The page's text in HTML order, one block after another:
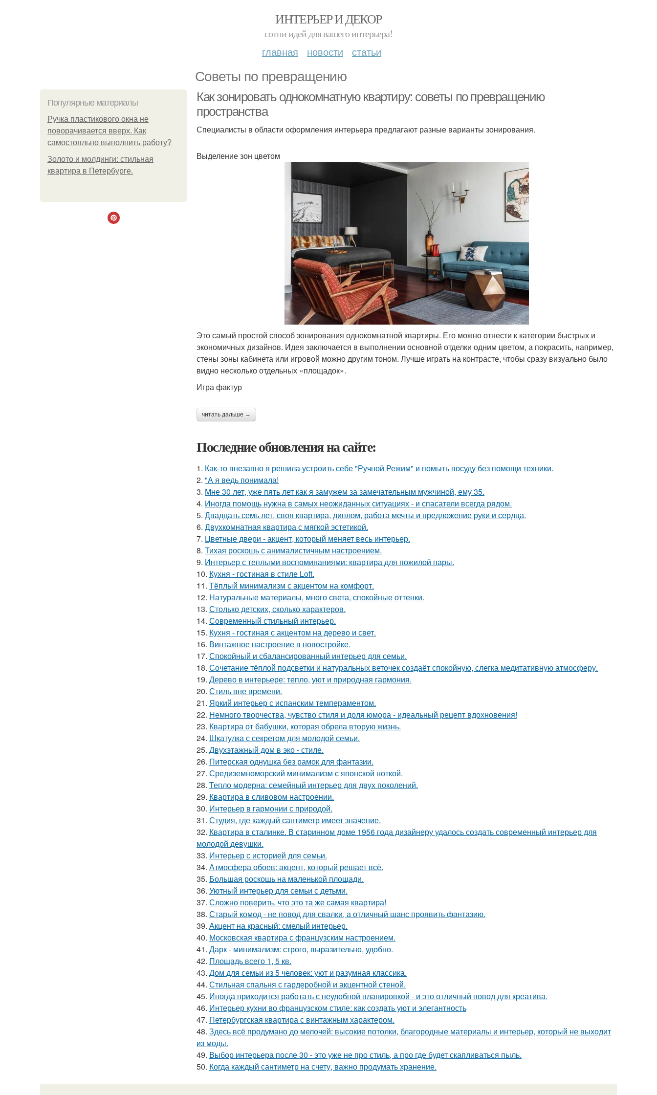
ИНТЕРЬЕР И ДЕКОР
сотни идей для вашего интерьера!
главная новости статьи
Советы по превращению
Популярные материалы
Ручка пластикового окна не
поворачивается вверх. Как
самостояльно выполнить работу?
Золото и молдинги: стильная
квартира в Петербурге.
Как зонировать однокомнатную квартиру: советы по превращению
пространства
Специалисты в области оформления интерьера предлагают разные варианты зонирования.
Выделение зон цветом
Это самый простой способ зонирования однокомнатной квартиры. Его можно отнести к категории быстрых и
экономичных дизайнов. Идея заключается в выполнении основной отделки одним цветом, а покрасить, например,
стены зоны кабинета или игровой можно другим тоном. Лучше играть на контрасте, чтобы сразу визуально было
видно несколько отдельных «площадок».
Игра фактур
читать дальше →
Последние обновления на сайте:
1. Как-то внезапно я решила устроить себе "Ручной Режим" и помыть посуду без помощи техники.
2. "А я ведь понимала!
3. Мне 30 лет, уже пять лет как я замужем за замечательным мужчиной, ему 35.
4. Иногда помощь нужна в самых неожиданных ситуациях - и спасатели всегда рядом.
5. Двадцать семь лет, своя квартира, диплом, работа мечты и предложение руки и сердца.
6. Двухкомнатная квартира с мягкой эстетикой.
7. Цветные двери - акцент, который меняет весь интерьер.
8. Тихая роскошь с анималистичным настроением.
9. Интерьер с теплыми воспоминаниями: квартира для пожилой пары.
10. Кухня - гостиная в стиле Loft.
11. Тёплый минимализм с акцентом на комфорт.
12. Натуральные материалы, много света, спокойные оттенки.
13. Столько детских, сколько характеров.
14. Современный стильный интерьер.
15. Кухня - гостиная с акцентом на дерево и свет.
16. Винтажное настроение в новостройке.
17. Спокойный и сбалансированный интерьер для семьи.
18. Сочетание тёплой подсветки и натуральных веточек создаёт спокойную, слегка медитативную атмосферу.
19. Дерево в интерьере: тепло, уют и природная гармония.
20. Стиль вне времени.
21. Яркий интерьер с испанским темпераментом.
22. Немного творчества, чувство стиля и доля юмора - идеальный рецепт вдохновения!
23. Квартира от бабушки, которая обрела вторую жизнь.
24. Шкатулка с секретом для молодой семьи.
25. Двухэтажный дом в эко - стиле.
26. Питерская однушка без рамок для фантазии.
27. Средиземноморский минимализм с японской ноткой.
28. Тепло модерна: семейный интерьер для двух поколений.
29. Квартира в сливовом настроении.
30. Интерьер в гармонии с природой.
31. Студия, где каждый сантиметр имеет значение.
32. Квартира в сталинке. В старинном доме 1956 года дизайнеру удалось создать современный интерьер для
молодой девушки.
33. Интерьер с историей для семьи.
34. Атмосфера обоев: акцент, который решает всё.
35. Большая роскошь на маленькой площади.
36. Уютный интерьер для семьи с детьми.
37. Сложно поверить, что это та же самая квартира!
38. Старый комод - не повод для свалки, а отличный шанс проявить фантазию.
39. Акцент на красный: смелый интерьер.
40. Московская квартира с французским настроением.
41. Дарк - минимализм: строго, выразительно, удобно.
42. Площадь всего 1, 5 кв.
43. Дом для семьи из 5 человек: уют и разумная классика.
44. Стильная спальня с гардеробной и акцентной стеной.
45. Иногда приходится работать с неудобной планировкой - и это отличный повод для креатива.
46. Интерьер кухни во французском стиле: как создать уют и элегантность
47. Петербургская квартира с винтажным характером.
48. Здесь всё продумано до мелочей: высокие потолки, благородные материалы и интерьер, который не выходит
из моды.
49. Выбор интерьера после 30 - это уже не про стиль, а про где будет скапливаться пыль.
50. Когда каждый сантиметр на счету, важно продумать хранение.